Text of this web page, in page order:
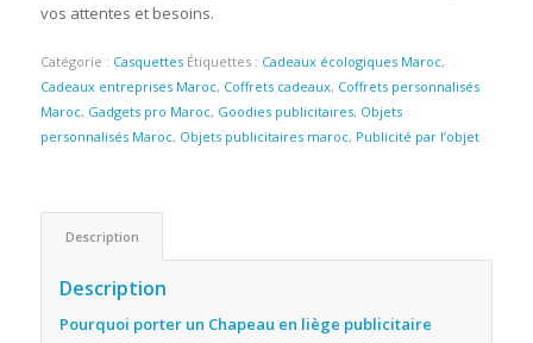
vos attentes et besoins.
Catégorie : Casquettes Étiquettes : Cadeaux écologiques Maroc,
Cadeaux entreprises Maroc, Coffrets cadeaux, Coffrets personnalisés
Maroc, Gadgets pro Maroc, Goodies publicitaires, Objets
personnalisés Maroc, Objets publicitaires maroc, Publicité par l’objet
Description
Description
Pourquoi porter un Chapeau en liège publicitaire